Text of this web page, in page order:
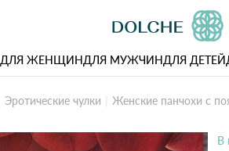
ДЛЯ ЖЕНЩИНДЛЯ МУЖЧИНДЛЯ ДЕТЕЙ
Эротические чулки Женские панчохи с
В